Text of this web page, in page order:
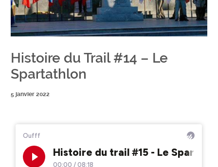
Histoire du Trail #14 – Le
Spartathlon
5 janvier 2022